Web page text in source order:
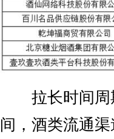
拉长时间周
间，酒类流通